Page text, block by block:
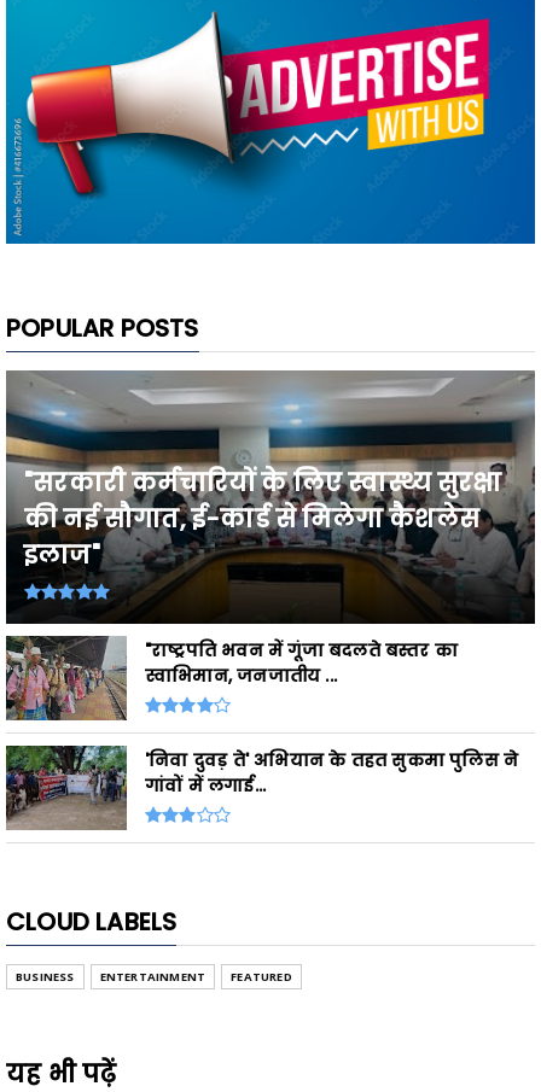
POPULAR POSTS
"सरकारी कर्मचारियों के लिए स्वास्थ्य सुरक्षा
की नई सौगात, ई-कार्ड से मिलेगा कैशलेस
इलाज"
"राष्ट्रपति भवन में गूंजा बदलते बस्तर का
स्वाभिमान, जनजातीय ...
'निवा दुवड़ ते' अभियान के तहत सुकमा पुलिस ने
गांवों में लगाई...
CLOUD LABELS
BUSINESS ENTERTAINMENT FEATURED
यह भी पढ़ें